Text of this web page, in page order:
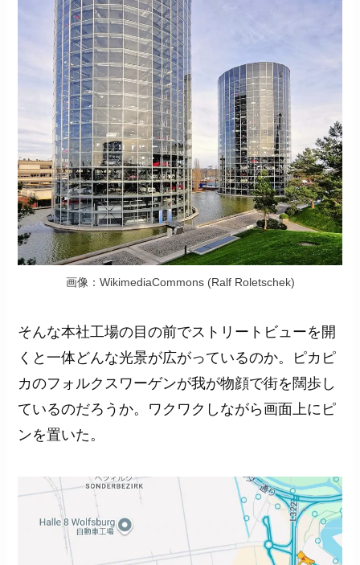
画像：WikimediaCommons (Ralf Roletschek)
そんな本社工場の目の前でストリートビューを開
くと一体どんな光景が広がっているのか。ピカピ
カのフォルクスワーゲンが我が物顔で街を闊歩し
ているのだろうか。ワクワクしながら画面上にピ
ンを置いた。